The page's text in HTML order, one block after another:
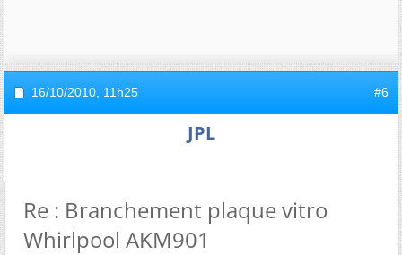
16/10/2010, 11h25 #6
JPL
Re : Branchement plaque vitro
Whirlpool AKM901